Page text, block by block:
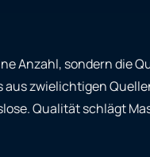
Anzahl, sondern die
zwielichtigen
Qualität schlägt